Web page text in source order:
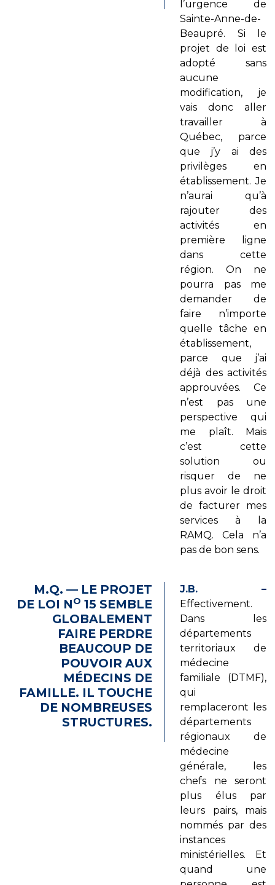
l’urgence de
Sainte-Anne-de-
Beaupré. Si le
projet de loi est
adopté sans
aucune
modification, je
vais donc aller
travailler à
Québec, parce
que j’y ai des
privilèges en
établissement. Je
n’aurai qu’à
rajouter des
activités en
première ligne
dans cette
région. On ne
pourra pas me
demander de
faire n’importe
quelle tâche en
établissement,
parce que j’ai
déjà des activités
approuvées. Ce
n’est pas une
perspective qui
me plaît. Mais
c’est cette
solution ou
risquer de ne
plus avoir le droit
de facturer mes
services à la
RAMQ. Cela n’a
pas de bon sens.
M.Q. — LE PROJET
DE LOI NO 15 SEMBLE
GLOBALEMENT
FAIRE PERDRE
BEAUCOUP DE
POUVOIR AUX
MÉDECINS DE
FAMILLE. IL TOUCHE
DE NOMBREUSES
STRUCTURES.
J.B. –
Effectivement.
Dans les
départements
territoriaux de
médecine
familiale (DTMF),
qui
remplaceront les
départements
régionaux de
médecine
générale, les
chefs ne seront
plus élus par
leurs pairs, mais
nommés par des
instances
ministérielles. Et
quand une